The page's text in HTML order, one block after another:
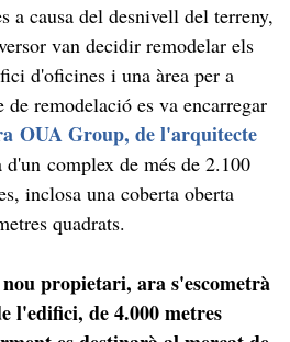
a causa del desnivell del terreny,
van decidir remodelar els
d'oficines i una àrea per a
remodelació es va encarregar
OUA Group, de l'arquitecte
d'un complex de més de 2.100
inclosa una coberta oberta
quadrats.
propietari, ara s'escometrà
l'edifici, de 4.000 metres